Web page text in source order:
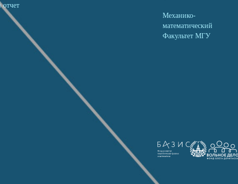
отчет
Механико-
математический
Факультет МГУ